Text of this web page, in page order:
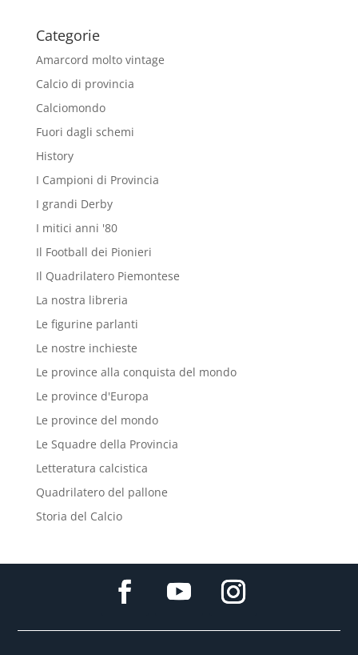
Categorie
Amarcord molto vintage
Calcio di provincia
Calciomondo
Fuori dagli schemi
History
I Campioni di Provincia
I grandi Derby
I mitici anni '80
Il Football dei Pionieri
Il Quadrilatero Piemontese
La nostra libreria
Le figurine parlanti
Le nostre inchieste
Le province alla conquista del mondo
Le province d'Europa
Le province del mondo
Le Squadre della Provincia
Letteratura calcistica
Quadrilatero del pallone
Storia del Calcio